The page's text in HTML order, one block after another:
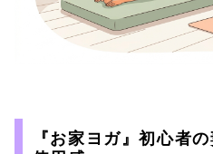
『お家ヨガ』初心者